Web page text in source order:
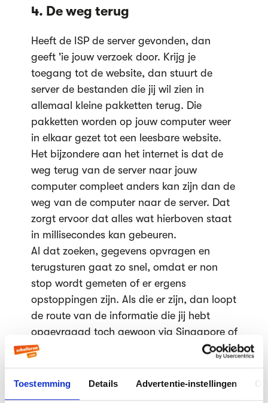
Toestemming Details Advertentie-instellingen
4. De weg terug
Heeft de ISP de server gevonden, dan
geeft 'ie jouw verzoek door. Krijg je
toegang tot de website, dan stuurt de
server de bestanden die jij wil zien in
allemaal kleine pakketten terug. Die
pakketten worden op jouw computer weer
in elkaar gezet tot een leesbare website.
Het bijzondere aan het internet is dat de
weg terug van de server naar jouw
computer compleet anders kan zijn dan de
weg van de computer naar de server. Dat
zorgt ervoor dat alles wat hierboven staat
in millisecondes kan gebeuren.
Al dat zoeken, gegevens opvragen en
terugsturen gaat zo snel, omdat er non
stop wordt gemeten of er ergens
opstoppingen zijn. Als die er zijn, dan loopt
de route van de informatie die jij hebt
opgevraagd toch gewoon via Singapore of
Spanje in plaats van Duitsland en de
Verspreid en dichtbij